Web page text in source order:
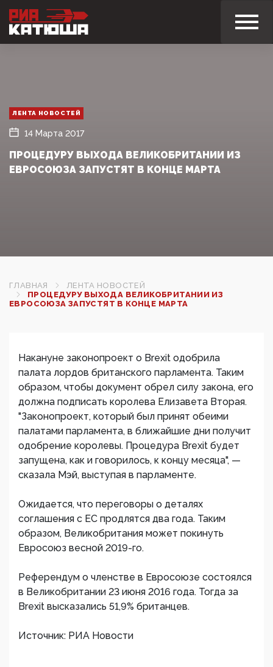
ЛЕНТА НОВОСТЕЙ
14 Марта 2017
ПРОЦЕДУРУ ВЫХОДА ВЕЛИКОБРИТАНИИ ИЗ
ЕВРОСОЮЗА ЗАПУСТЯТ В КОНЦЕ МАРТА‍
ГЛАВНАЯ
ЛЕНТА НОВОСТЕЙ
ПРОЦЕДУРУ ВЫХОДА ВЕЛИКОБРИТАНИИ ИЗ
ЕВРОСОЮЗА ЗАПУСТЯТ В КОНЦЕ МАРТА‍
Накануне законопроект о Brexit одобрила
палата лордов британского парламента. Таким
образом, чтобы документ обрел силу закона, его
должна подписать королева Елизавета Вторая.
"Законопроект, который был принят обеими
палатами парламента, в ближайшие дни получит
одобрение королевы. Процедура Brexit будет
запущена, как и говорилось, к концу месяца", —
сказала Мэй, выступая в парламенте.
Ожидается, что переговоры о деталях
соглашения с ЕС продлятся два года. Таким
образом, Великобритания может покинуть
Евросоюз весной 2019-го.
Референдум о членстве в Евросоюзе состоялся
в Великобритании 23 июня 2016 года. Тогда за
Brexit высказались 51,9% британцев.
Источник: РИА Новости